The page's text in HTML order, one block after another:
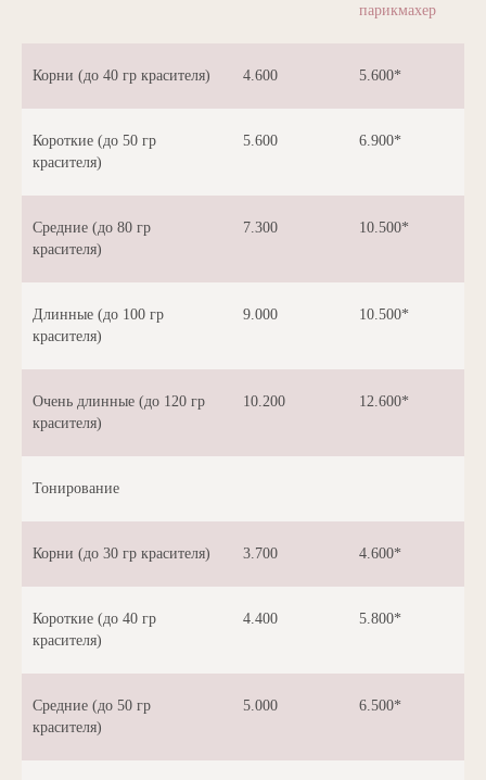
парикмахер
Корни (до 40 гр красителя) 4.600 5.600*
Короткие (до 50 гр
красителя)
5.600 6.900*
Средние (до 80 гр
красителя)
7.300 10.500*
Длинные (до 100 гр
красителя)
9.000 10.500*
Очень длинные (до 120 гр
красителя)
10.200 12.600*
Тонирование
Корни (до 30 гр красителя) 3.700 4.600*
Короткие (до 40 гр
красителя)
4.400 5.800*
Средние (до 50 гр
красителя)
5.000 6.500*